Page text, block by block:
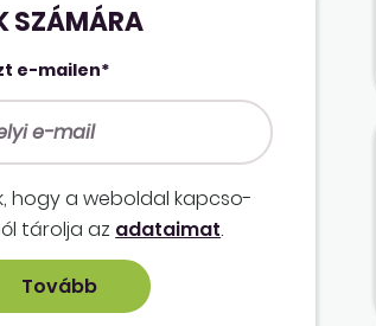
SZÁMÁRA
e-mailen*
hogy a weboldal kapcso­
tárolja az adataimat.